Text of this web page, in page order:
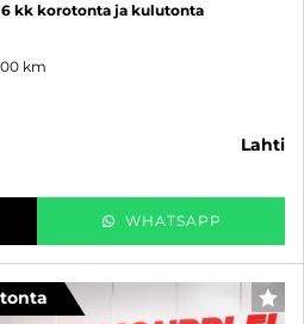
6 kk korotonta ja kulutonta
km
lahti
WHATSAPP